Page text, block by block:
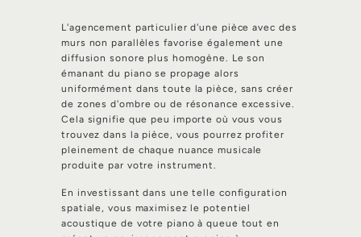
L'agencement particulier d'une pièce avec des
murs non parallèles favorise également une
diffusion sonore plus homogène. Le son
émanant du piano se propage alors
uniformément dans toute la pièce, sans créer
de zones d'ombre ou de résonance excessive.
Cela signifie que peu importe où vous vous
trouvez dans la pièce, vous pourrez profiter
pleinement de chaque nuance musicale
produite par votre instrument.
En investissant dans une telle configuration
spatiale, vous maximisez le potentiel
acoustique de votre piano à queue tout en